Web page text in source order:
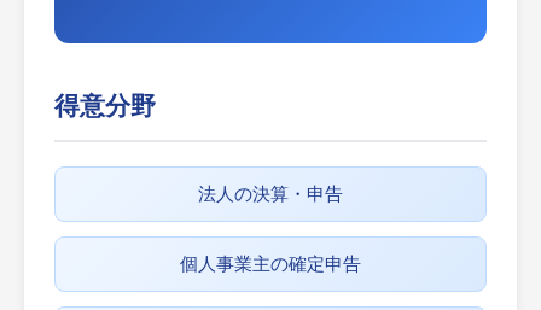
得意分野
法人の決算・申告
個人事業主の確定申告